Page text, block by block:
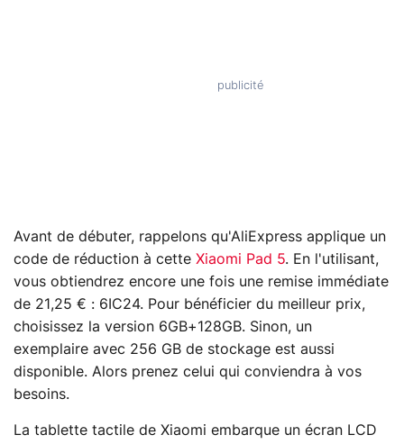
Avant de débuter, rappelons qu'AliExpress applique un
code de réduction à cette Xiaomi Pad 5. En l'utilisant,
vous obtiendrez encore une fois une remise immédiate
de 21,25 € : 6IC24. Pour bénéficier du meilleur prix,
choisissez la version 6GB+128GB. Sinon, un
exemplaire avec 256 GB de stockage est aussi
disponible. Alors prenez celui qui conviendra à vos
besoins.
La tablette tactile de Xiaomi embarque un écran LCD